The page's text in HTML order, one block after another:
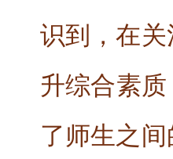
识到，在
升综合素
了师生之